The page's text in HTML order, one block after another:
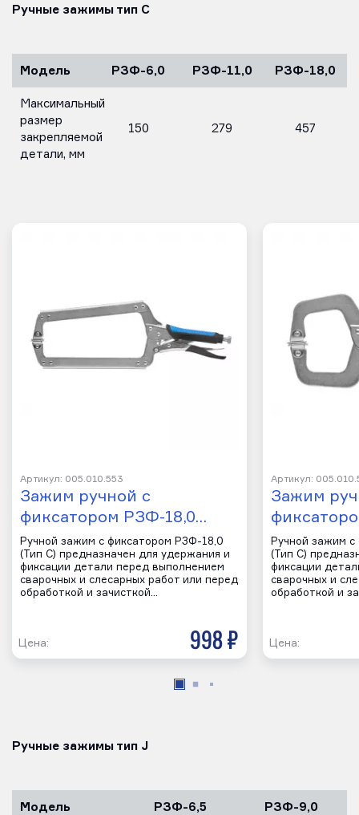
Ручные зажимы тип C
Модель РЗФ-6,0 РЗФ-11,0 РЗФ-18,0
Максимальный
размер
закрепляемой
детали, мм
150 279 457
Артикул: 005.010.553
Зажим ручной с
фиксатором РЗФ-18,0…
Ручной зажим с фиксатором РЗФ-18,0
(Тип С) предназначен для удержания и
фиксации детали перед выполнением
сварочных и слесарных работ или перед
обработкой и зачисткой…
Цена: 998 р
Артикул:
Зажим
Ручной зажим
(Тип С)
фиксации
сварочных и
обработкой и
Цена:
Ручные зажимы тип J
Модель РЗФ-6,5 РЗФ-9,0